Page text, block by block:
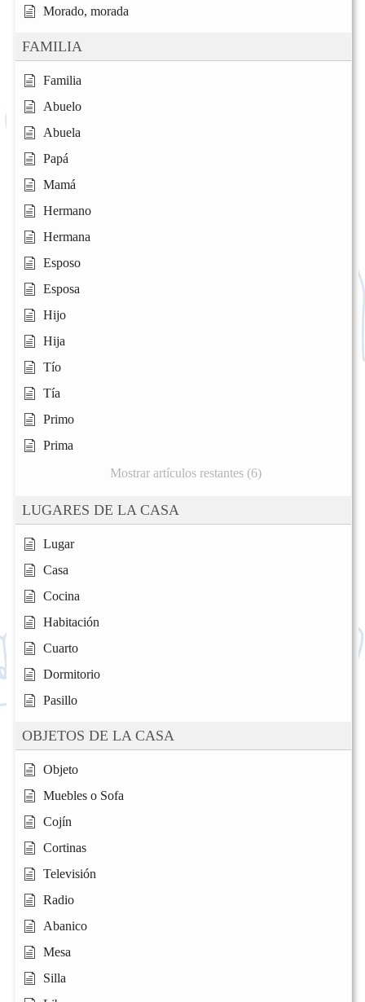
Morado, morada
FAMILIA
Familia
Abuelo
Abuela
Papá
Mamá
Hermano
Hermana
Esposo
Esposa
Hijo
Hija
Tío
Tía
Primo
Prima
Mostrar artículos restantes (6)
LUGARES DE LA CASA
Lugar
Casa
Cocina
Habitación
Cuarto
Dormitorio
Pasillo
OBJETOS DE LA CASA
Objeto
Muebles o Sofa
Cojín
Cortinas
Televisión
Radio
Abanico
Mesa
Silla